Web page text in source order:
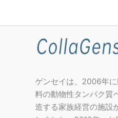
ゲンセイは、2006年
料の動物性タンパク質
造する家族経営の施設